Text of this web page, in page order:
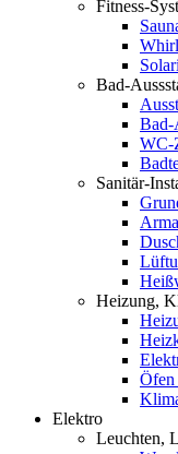
Fitness-
Bad-
Bad-
WC-
Sanitär-
Heizung,
Öfen
Elektro
Leuchten,